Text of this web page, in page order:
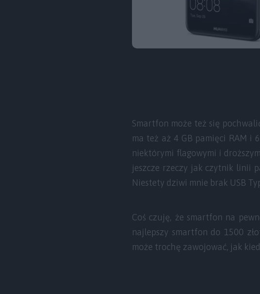
Smartfon może też się
ma też aż 4 GB pamięci RAM i
niektórymi flagowymi i
jeszcze rzeczy jak czytnik linii
Niestety dziwi mnie brak USB
Coś czuję, że smartfon na
najlepszy smartfon do 1500
może trochę zawojować, jak